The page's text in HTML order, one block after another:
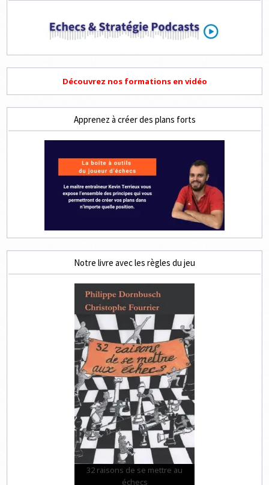
Découvrez nos formations en vidéo
Apprenez à créer des plans forts
Notre livre avec les règles du jeu
32 raisons de se mettre au
échecs